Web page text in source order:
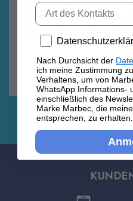
WhatsApp Informations-
einschließlich des
Marke Marbec, die
entsprechen, zu erhalten.
Tipo di contatto
Privacy policy
Nach Durchsicht der
ich meine Zustimmung
Verhaltens, um von
WhatsApp Informations-
einschließlich des
Marke Marbec, die
entsprechen, zu erhalten.